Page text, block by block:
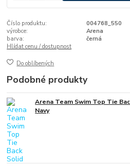
Číslo produktu:
004768_550
výrobce:
Arena
barva:
černá
Hlídat cenu / dostupnost
Do oblíbených
Podobné produkty
Arena Team Swim Top Tie
Navy